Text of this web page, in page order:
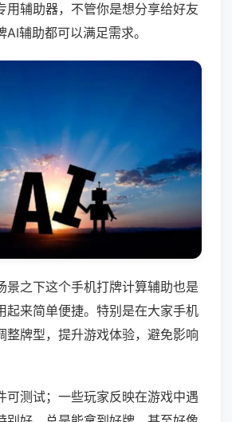
用辅助器，不管你是想分享给好友
辅助都可以满足需求。
景之下这个手机打牌计算辅助也是
起来简单便捷。特别是在大家手机
整牌型，提升游戏体验，避免影响
可测试；一些玩家反映在游戏中遇